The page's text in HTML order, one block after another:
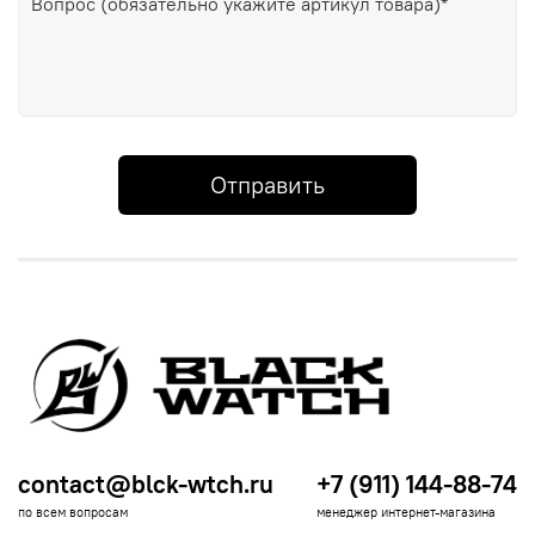
Отправить
contact@blck-wtch.ru
по всем вопросам
+7 (911) 144-88-74
менеджер интернет-магазина